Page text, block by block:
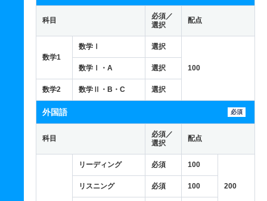
科目
必須／
選択
配点
数学1
数学Ⅰ 選択
100
数学Ⅰ・A 選択
数学2 数学Ⅱ・B・C 選択
外国語 必須
科目
必須／
選択
配点
リーディング 必須 100
200
リスニング 必須 100